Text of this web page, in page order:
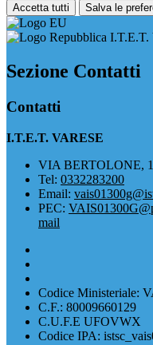
Accetta tutti Salva le
I.T.E.T.
Sezione Contatti
Contatti
I.T.E.T. VARESE
VIA BERTOLONE,
Tel: 0332283200
Email:
PEC:
mail
Codice Ministeriale:
C.F.: 80009660129
C.U.F.E UFOVWX
Codice IPA: